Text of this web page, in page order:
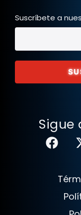
Suscríbete a
Sigue